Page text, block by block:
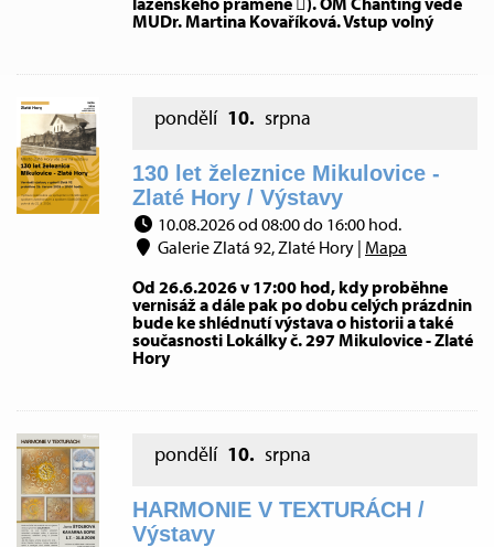
MUDr. Martina Kovaříková. Vstup volný
pondělí 10. srpna
130 let železnice Mikulovice -
Zlaté Hory / Výstavy
10.08.2026 od 08:00 do 16:00 hod.
Galerie Zlatá 92, Zlaté Hory | Mapa
Od 26.6.2026 v 17:00 hod, kdy proběhne
vernisáž a dále pak po dobu celých prázdnin
bude ke shlédnutí výstava o historii a také
současnosti Lokálky č. 297 Mikulovice - Zlaté
Hory
pondělí 10. srpna
HARMONIE V TEXTURÁCH /
Výstavy